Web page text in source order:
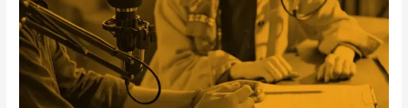
–
redaktorka
naczelna
kanału
Arte.tv